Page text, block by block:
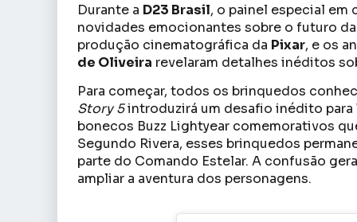
Durante a D23 Brasil, o painel especial em
novidades emocionantes sobre o futuro
produção cinematográfica da Pixar, e os
de Oliveira revelaram detalhes inéditos
Para começar, todos os brinquedos
Story 5introduzirá um desafio inédito para
bonecos Buzz Lightyear comemorativos
Segundo Rivera, esses brinquedos
parte do Comando Estelar. A confusão
ampliar a aventura dos personagens.